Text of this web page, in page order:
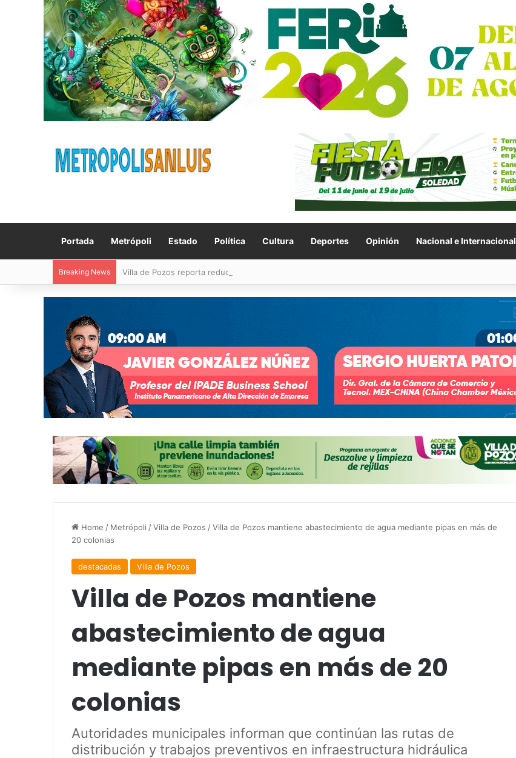
Portada Metrópoli Estado Política Cultura Deportes Opinión Nacional e Internacional
Breaking News Villa de Pozos reporta reducción del 50 % en incendios forestales y de pastizales
Home / Metrópoli /Villa de Pozos /Villa de Pozos mantiene abastecimiento de agua mediante pipas en más de
20 colonias
destacadas Villa de Pozos
Villa de Pozos mantiene
abastecimiento de agua
mediante pipas en más de 20
colonias
Autoridades municipales informan que continúan las rutas de
distribución y trabajos preventivos en infraestructura hidráulica